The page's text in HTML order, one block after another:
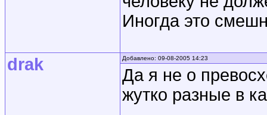
Иногда это
drak Добавлено: 09-08-2005 14:23
Да я не о
жутко разные в